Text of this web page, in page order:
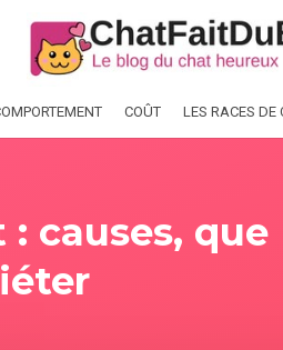
COÛT LES RACES DE
causes, que